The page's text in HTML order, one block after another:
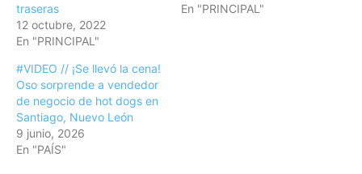
traseras
12 octubre, 2022
En "PRINCIPAL"
En "PRINCIPAL"
#VIDEO // ¡Se llevó la cena!
Oso sorprende a vendedor
de negocio de hot dogs en
Santiago, Nuevo León
9 junio, 2026
En "PAÍS"